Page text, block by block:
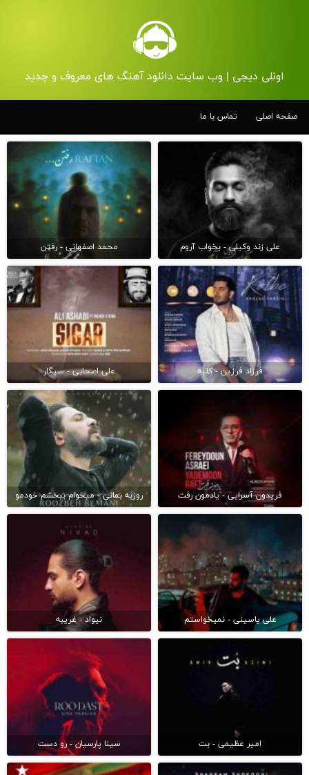
اونلی دیجی | وب سایت دانلود آهنگ های معروف و جدید
صفحه اصلی تماس با ما
علی زند وکیلی - بخواب آروم محمد اصفهانی - رفتن
فرزاد فرزین - کلبه علی اصحابی - سیگار
فریدون آسرایی - یادمون رفت روزبه بمانی - میخوام ببخشم خودمو
علی یاسینی - نمیخواستم نیواد - غریبه
امیر عظیمی - بت سینا پارسیان - رو دست